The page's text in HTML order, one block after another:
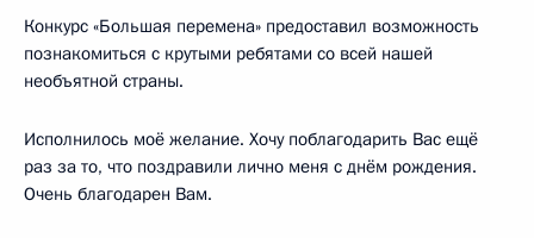
Конкурс «Большая перемена» предоставил возможность
познакомиться с крутыми ребятами со всей нашей
необъятной страны.
Исполнилось моё желание. Хочу поблагодарить Вас ещё
раз за то, что поздравили лично меня с днём рождения.
Очень благодарен Вам.